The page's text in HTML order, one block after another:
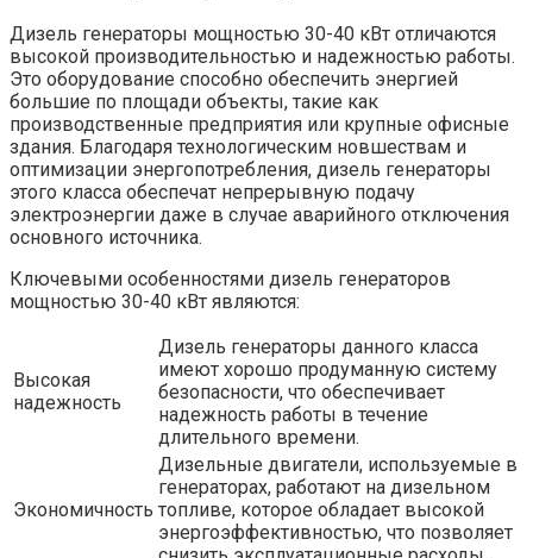
Дизель генераторы мощностью 30-40 кВт отличаются
высокой производительностью и надежностью работы.
Это оборудование способно обеспечить энергией
большие по площади объекты, такие как
производственные предприятия или крупные офисные
здания. Благодаря технологическим новшествам и
оптимизации энергопотребления, дизель генераторы
этого класса обеспечат непрерывную подачу
электроэнергии даже в случае аварийного отключения
основного источника.
Ключевыми особенностями дизель генераторов
мощностью 30-40 кВт являются:
Высокая
надежность
Дизель генераторы данного класса
имеют хорошо продуманную систему
безопасности, что обеспечивает
надежность работы в течение
длительного времени.
Экономичность
Дизельные двигатели, используемые в
генераторах, работают на дизельном
топливе, которое обладает высокой
энергоэффективностью, что позволяет